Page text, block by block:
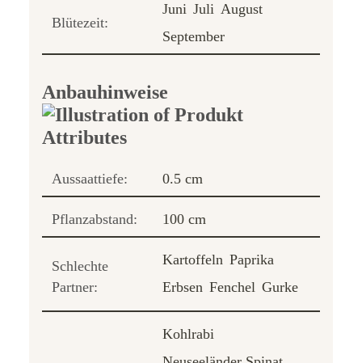
Blütezeit:
Juni Juli August
September
Anbauhinweise
Aussaattiefe: 0.5 cm
Pflanzabstand: 100 cm
Schlechte
Partner:
Kartoffeln Paprika
Erbsen Fenchel Gurke
Kohlrabi